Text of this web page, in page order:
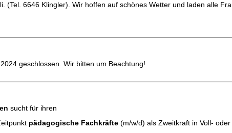
(Tel. 6646 Klingler). Wir hoffen auf schönes Wetter und laden alle
geschlossen. Wir bitten um Beachtung!
sucht für ihren
pädagogische Fachkräfte (m/w/d) als Zweitkraft in Voll-